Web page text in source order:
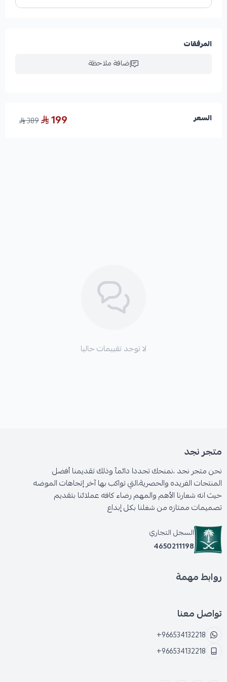
المرفقات
إضافة ملاحظة
السعر 199
389
لا توجد تقييمات حاليا
متجر نجد
نحن متجر نجد ،نمنحك تجددا دائمآ وذلك تقديمنا أفضل
المنتجات الفريده والحصرية،التي تواكب بها آخر إتجاهات الموضه
حيث انه شعارنا الأهم والمهم رضاء كافه عملائنا بتقديم
تصميمات ممتازه من شغلنا بكل إبداع
السجل التجاري
4650211198
روابط مهمة
تواصل معنا
+966534132218
+966534132218